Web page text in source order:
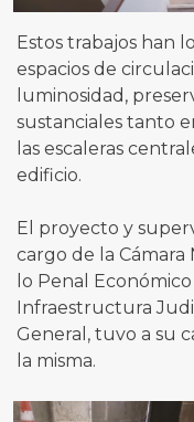
Estos trabajos han
espacios de
luminosidad,
sustanciales tanto
las escaleras
edificio.
El proyecto y
cargo de la Cámara
lo Penal
Infraestructura
General, tuvo a su
la misma.